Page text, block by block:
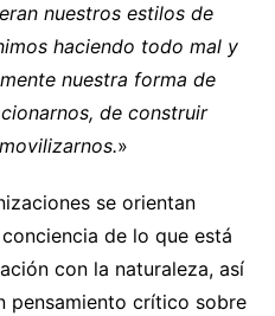
nuestros estilos de
haciendo todo mal y
nuestra forma de
de construir
»
se orientan
de lo que está
con la naturaleza, así
pensamiento crítico sobre